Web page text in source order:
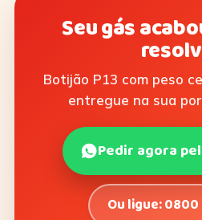
Seu gás
Botijão P13 com peso
entregue na sua
Pedir agora
Ou ligue: 0800